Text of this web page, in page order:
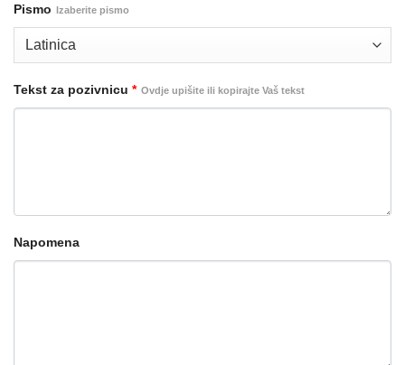
Pismo Izaberite pismo
Tekst za pozivnicu * Ovdje upišite ili kopirajte Vaš tekst
Napomena